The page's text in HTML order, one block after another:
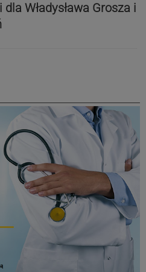
Władysława Grosza i